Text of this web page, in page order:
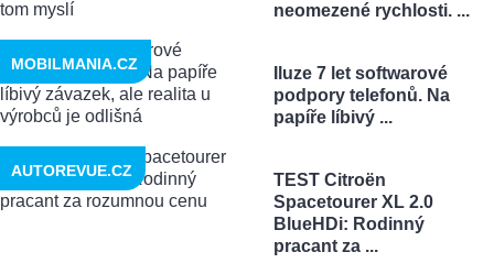
neomezené rychlosti. ...
Iluze 7 let softwarové
podpory telefonů. Na
papíře líbivý ...
MOBILMANIA.CZ
TEST Citroën
Spacetourer XL 2.0
BlueHDi: Rodinný
pracant za ...
AUTOREVUE.CZ